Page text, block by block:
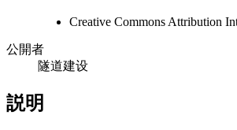
Creative Commons Attribution
公開者
隧道建设
説明